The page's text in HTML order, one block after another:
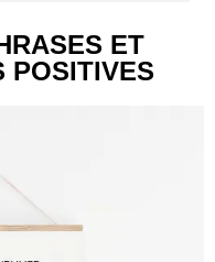
ET
POSITIVES